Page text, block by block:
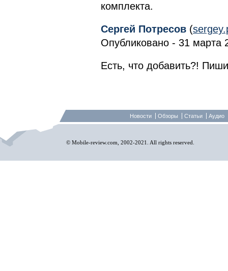
комплекта.
Сергей Потресов (
Опубликовано - 31 марта
Есть, что добавить?!
Новости Обзоры Статьи Аудио
© Mobile-review.com, 2002-2021. All rights reserved.